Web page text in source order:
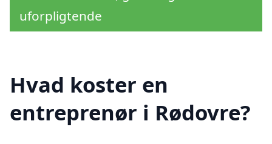
uforpligtende
Hvad koster en
entreprenør i Rødovre?